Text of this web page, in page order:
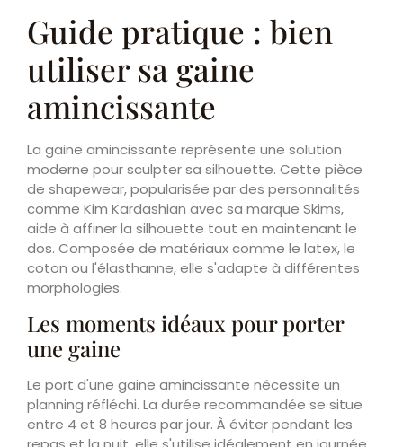
Guide pratique : bien
utiliser sa gaine
amincissante
La gaine amincissante représente une solution
moderne pour sculpter sa silhouette. Cette pièce
de shapewear, popularisée par des personnalités
comme Kim Kardashian avec sa marque Skims,
aide à affiner la silhouette tout en maintenant le
dos. Composée de matériaux comme le latex, le
coton ou l'élasthanne, elle s'adapte à différentes
morphologies.
Les moments idéaux pour porter
une gaine
Le port d'une gaine amincissante nécessite un
planning réfléchi. La durée recommandée se situe
entre 4 et 8 heures par jour. À éviter pendant les